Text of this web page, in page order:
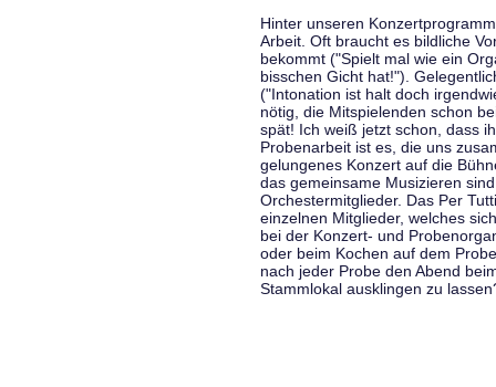
Hinter unseren
Arbeit. Oft braucht es bildliche
bekommt ("Spielt mal wie ein
bisschen Gicht hat!").
("Intonation ist halt doch
nötig, die Mitspielenden schon
spät! Ich weiß jetzt schon, dass
Probenarbeit ist es, die uns
gelungenes Konzert auf die
das gemeinsame Musizieren
Orchestermitglieder. Das Per
einzelnen Mitglieder, welches
bei der Konzert- und
oder beim Kochen auf dem
nach jeder Probe den Abend
Stammlokal ausklingen zu